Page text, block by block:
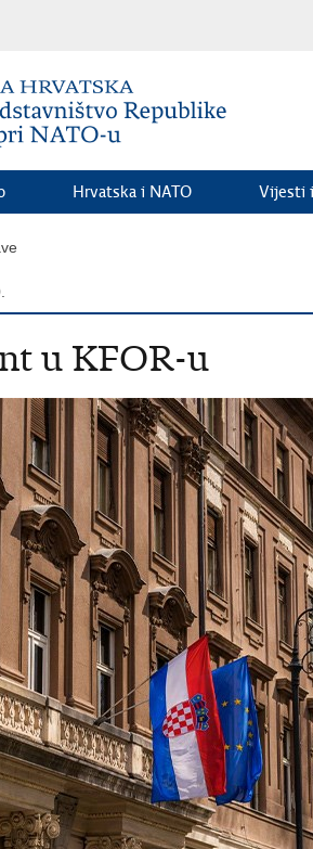
Hrvatska i NATO Vijesti
u KFOR-u